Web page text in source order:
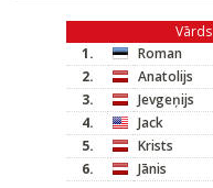
Vārds
1.
Roman
2.
Anatolijs
3.
Jevgeņijs
4.
Jack
5.
Krists
6.
Jānis